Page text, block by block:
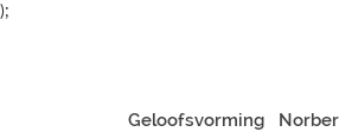
);
Geloofsvorming